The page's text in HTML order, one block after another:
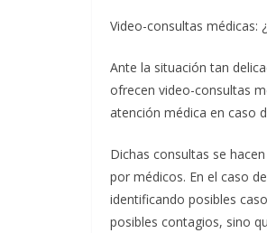
Video-consultas médicas:
Ante la situación tan
ofrecen video-consultas
atención médica en caso
Dichas consultas se
por médicos. En el caso
identificando posibles
posibles contagios, sino